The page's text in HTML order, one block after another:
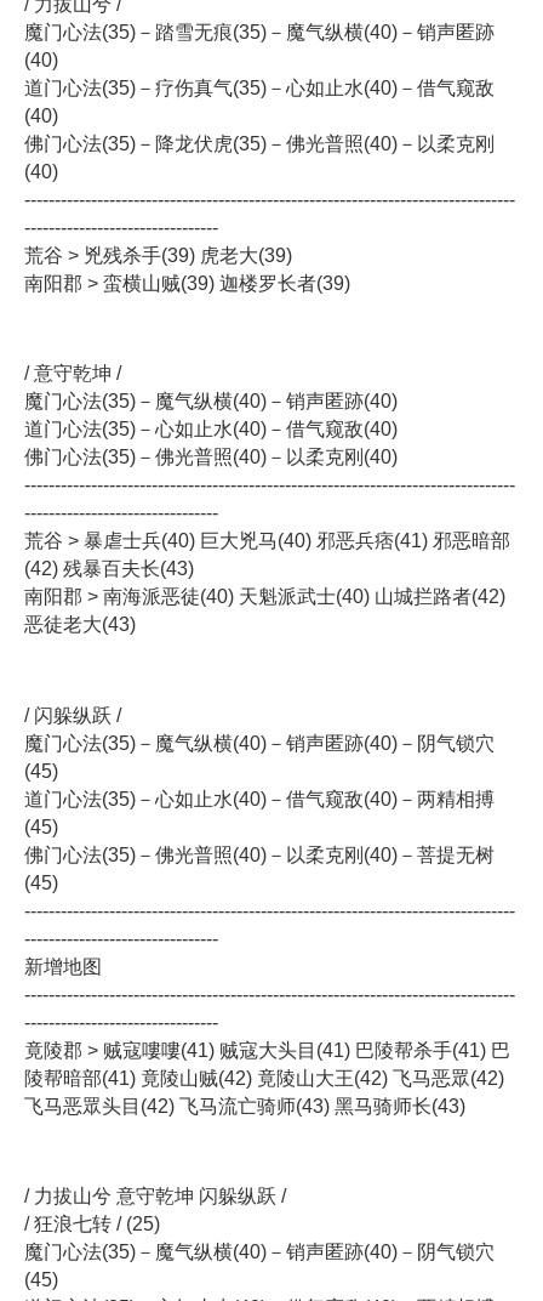
/ 力拔山兮 /
魔门心法(35)－踏雪无痕(35)－魔气纵横(40)－销声匿跡
(40)
道门心法(35)－疗伤真气(35)－心如止水(40)－借气窥敌
(40)
佛门心法(35)－降龙伏虎(35)－佛光普照(40)－以柔克刚
(40)
---------------------------------------------------------------------------------
--------------------------------
荒谷 > 兇残杀手(39) 虎老大(39)
南阳郡 > 蛮横山贼(39) 迦楼罗长者(39)
/ 意守乾坤 /
魔门心法(35)－魔气纵横(40)－销声匿跡(40)
道门心法(35)－心如止水(40)－借气窥敌(40)
佛门心法(35)－佛光普照(40)－以柔克刚(40)
---------------------------------------------------------------------------------
--------------------------------
荒谷 > 暴虐士兵(40) 巨大兇马(40) 邪恶兵痞(41) 邪恶暗部
(42) 残暴百夫长(43)
南阳郡 > 南海派恶徒(40) 天魁派武士(40) 山城拦路者(42)
恶徒老大(43)
/ 闪躲纵跃 /
魔门心法(35)－魔气纵横(40)－销声匿跡(40)－阴气锁穴
(45)
道门心法(35)－心如止水(40)－借气窥敌(40)－两精相搏
(45)
佛门心法(35)－佛光普照(40)－以柔克刚(40)－菩提无树
(45)
---------------------------------------------------------------------------------
--------------------------------
新增地图
---------------------------------------------------------------------------------
--------------------------------
竟陵郡 > 贼寇嘍嘍(41) 贼寇大头目(41) 巴陵帮杀手(41) 巴
陵帮暗部(41) 竟陵山贼(42) 竟陵山大王(42) 飞马恶眾(42)
飞马恶眾头目(42) 飞马流亡骑师(43) 黑马骑师长(43)
/ 力拔山兮 意守乾坤 闪躲纵跃 /
/ 狂浪七转 / (25)
魔门心法(35)－魔气纵横(40)－销声匿跡(40)－阴气锁穴
(45)